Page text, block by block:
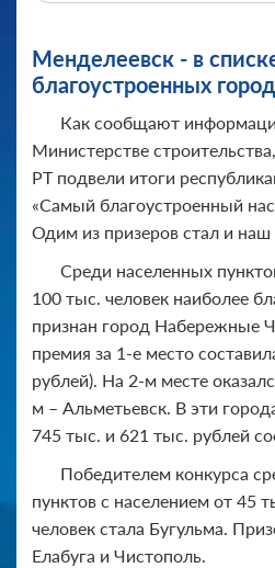
Менделеевск - в
благоустроенных
Как сообщают
Министерстве
РТ подвели итоги
«Самый благоустроенный
Одим из призеров стал и
Среди населенных
100 тыс. человек наиболее
признан город Набережные
премия за 1-е место
рублей). На 2-м месте
м – Альметьевск. В эти
745 тыс. и 621 тыс. рублей
Победителем конкурса
пунктов с населением от 45
человек стала Бугульма.
Елабуга и Чистополь.